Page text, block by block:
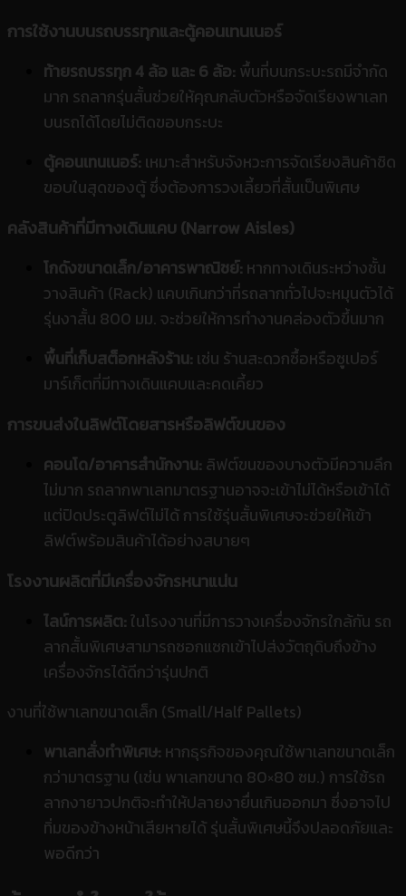
การใช้งานบนรถบรรทุกและตู้คอนเทนเนอร์
ท้ายรถบรรทุก 4 ล้อ และ 6 ล้อ: พื้นที่บนกระบะรถมีจำกัด
มาก รถลากรุ่นสั้นช่วยให้คุณกลับตัวหรือจัดเรียงพาเลท
บนรถได้โดยไม่ติดขอบกระบะ
ตู้คอนเทนเนอร์: เหมาะสำหรับจังหวะการจัดเรียงสินค้าชิด
ขอบในสุดของตู้ ซึ่งต้องการวงเลี้ยวที่สั้นเป็นพิเศษ
คลังสินค้าที่มีทางเดินแคบ (Narrow Aisles)
โกดังขนาดเล็ก/อาคารพาณิชย์: หากทางเดินระหว่างชั้น
วางสินค้า (Rack) แคบเกินกว่าที่รถลากทั่วไปจะหมุนตัวได้
รุ่นงาสั้น 800 มม. จะช่วยให้การทำงานคล่องตัวขึ้นมาก
พื้นที่เก็บสต็อกหลังร้าน: เช่น ร้านสะดวกซื้อหรือซูเปอร์
มาร์เก็ตที่มีทางเดินแคบและคดเคี้ยว
การขนส่งในลิฟต์โดยสารหรือลิฟต์ขนของ
คอนโด/อาคารสำนักงาน: ลิฟต์ขนของบางตัวมีความลึก
ไม่มาก รถลากพาเลทมาตรฐานอาจจะเข้าไม่ได้หรือเข้าได้
แต่ปิดประตูลิฟต์ไม่ได้ การใช้รุ่นสั้นพิเศษจะช่วยให้เข้า
ลิฟต์พร้อมสินค้าได้อย่างสบายๆ
โรงงานผลิตที่มีเครื่องจักรหนาแน่น
ไลน์การผลิต:ในโรงงานที่มีการวางเครื่องจักรใกล้กัน รถ
ลากสั้นพิเศษสามารถซอกแซกเข้าไปส่งวัตถุดิบถึงข้าง
เครื่องจักรได้ดีกว่ารุ่นปกติ
งานที่ใช้พาเลทขนาดเล็ก (Small/Half Pallets)
พาเลทสั่งทำพิเศษ: หากธุรกิจของคุณใช้พาเลทขนาดเล็ก
กว่ามาตรฐาน (เช่น พาเลทขนาด 80×80 ซม.) การใช้รถ
ลากงายาวปกติจะทำให้ปลายงายื่นเกินออกมา ซึ่งอาจไป
ทิ่มของข้างหน้าเสียหายได้ รุ่นสั้นพิเศษนี้จึงปลอดภัยและ
พอดีกว่า